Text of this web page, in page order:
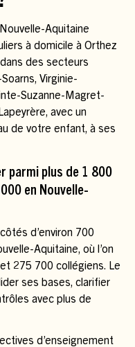
à domicile à Orthez
des secteurs
Virginie-
Suzanne-Magret-
avec un
de votre enfant, à ses
parmi plus de 1 800
en Nouvelle-
d’environ 700
Aquitaine, où l’on
275 700 collégiens. Le
ses bases, clarifier
avec plus de
d’enseignement